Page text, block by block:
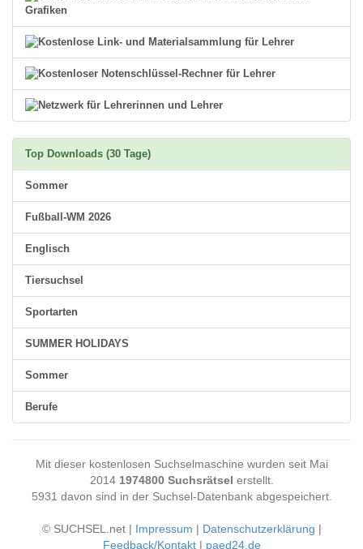
Top Downloads (30 Tage)
Sommer
Fußball-WM 2026
Englisch
Tiersuchsel
Sportarten
SUMMER HOLIDAYS
Sommer
Berufe
Mit dieser kostenlosen Suchselmaschine wurden seit Mai
2014 1974800 Suchsrätsel erstellt.
5931 davon sind in der Suchsel-Datenbank abgespeichert.
© SUCHSEL.net | Impressum | Datenschutzerklärung |
Feedback/Kontakt| paed24.de